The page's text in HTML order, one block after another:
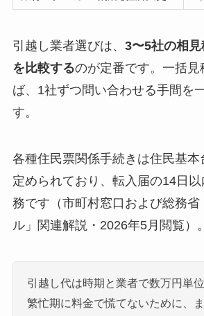
引越し業者選びは、 3〜5社の相
を比較するのが定番です。一括見
ば、1社ずつ問い合わせる手間を
す。
各種住民票関係手続きは住民基本
定められており、転入届の14日
務です（市町村窓口および総務省
ル」関連解説・2026年5月閲覧）。
引越し代は時期と業者で数万円単
繁忙期に料金で慌てないために、